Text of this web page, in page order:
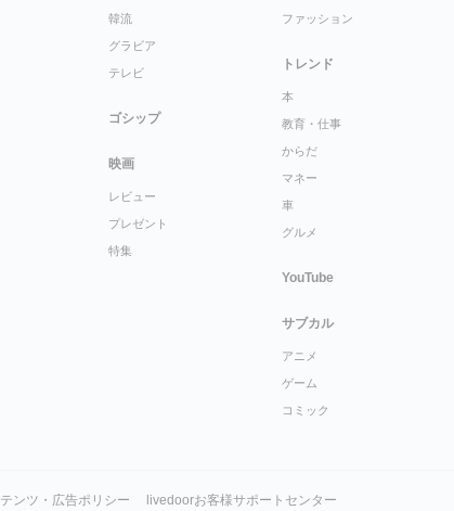
韓流
グラビア
テレビ
ゴシップ
映画
レビュー
プレゼント
特集
ファッション
トレンド
本
教育・仕事
からだ
マネー
車
グルメ
YouTube
サブカル
アニメ
ゲーム
コミック
ンツ・広告ポリシー livedoorお客様サポートセンター